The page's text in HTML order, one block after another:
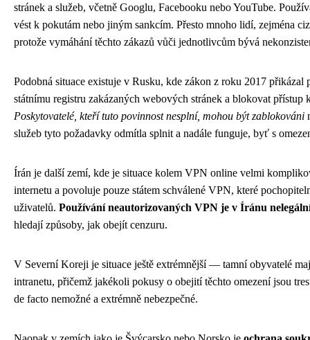
stránek a služeb, včetně Googlu, Facebooku nebo YouTube.
vést k pokutám nebo jiným sankcím. Přesto mnoho lidí, zejména
protože vymáhání těchto zákazů vůči jednotlivcům bývá
Podobná situace existuje v Rusku, kde zákon z roku 2017
státnímu registru zakázaných webových stránek a blokovat přístup
Poskytovatelé, kteří tuto povinnost nesplní, mohou být zablokováni
služeb tyto požadavky odmítla splnit a nadále funguje, byť s
Írán je další zemí, kde je situace kolem VPN online velmi
internetu a povoluje pouze státem schválené VPN, které
uživatelů. Používání neautorizovaných VPN je v Íránu
hledají způsoby, jak obejít cenzuru.
V Severní Koreji je situace ještě extrémnější — tamní obyvatelé
intranetu, přičemž jakékoli pokusy o obejití těchto omezení jsou
de facto nemožné a extrémně nebezpečné.